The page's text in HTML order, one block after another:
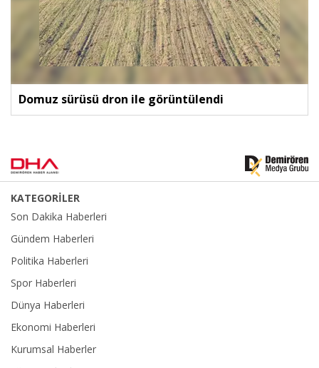
Domuz sürüsü dron ile görüntülendi
KATEGORİLER
Son Dakika Haberleri
Gündem Haberleri
Politika Haberleri
Spor Haberleri
Dünya Haberleri
Ekonomi Haberleri
Kurumsal Haberler